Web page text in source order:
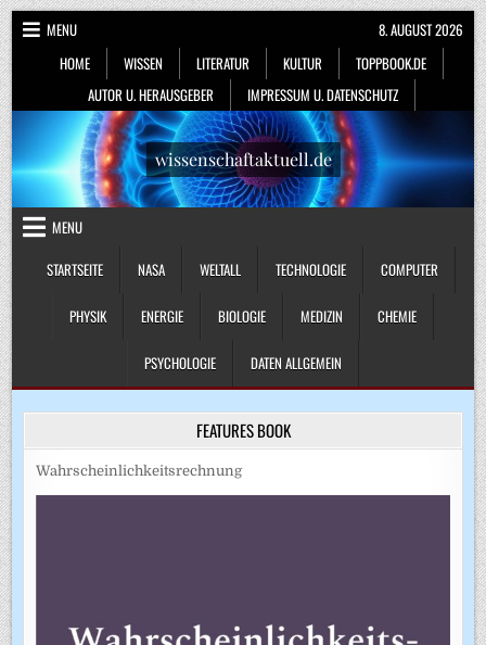
Skip
to
content
MENU
HOME
WISSEN LITERATUR KULTUR
TOPPBOOK.DE
AUTOR U. HERAUSGEBER
IMPRESSUM U. DATENSCHUTZ
8. AUGUST 2026
wissenschaftaktuell.de
MENU
STARTSEITE
NASA WELTALL TECHNOLOGIE COMPUTER
PHYSIK ENERGIE BIOLOGIE MEDIZIN CHEMIE
PSYCHOLOGIE DATEN ALLGEMEIN
FEATURES BOOK
Wahrscheinlichkeitsrechnung